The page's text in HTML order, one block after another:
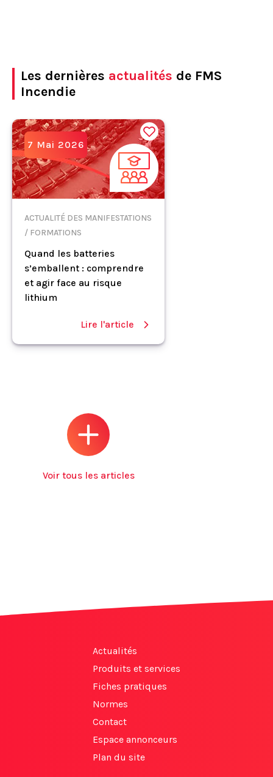
Les dernières actualités de FMS
Incendie
7 Mai 2026
ACTUALITÉ DES MANIFESTATIONS
/ FORMATIONS
Quand les batteries
s’emballent : comprendre
et agir face au risque
lithium
Lire l'article
Voir tous les articles
Actualités
Produits et services
Fiches pratiques
Normes
Contact
Espace annonceurs
Plan du site